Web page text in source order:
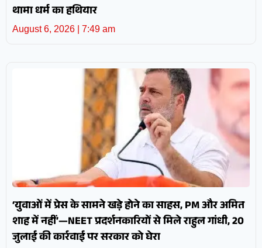
थामा धर्म का हथियार
August 6, 2026 7:49 am
‘युवाओं में प्रेस के सामने खड़े होने का साहस, PM और अमित
शाह में नहीं’—NEET प्रदर्शनकारियों से मिले राहुल गांधी, 20
जुलाई की कार्रवाई पर सरकार को घेरा